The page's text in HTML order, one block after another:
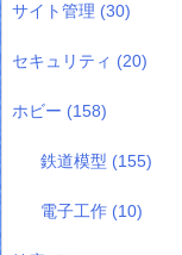
サイト管理 (30)
セキュリティ (20)
ホビー (158)
鉄道模型 (155)
電子工作 (10)